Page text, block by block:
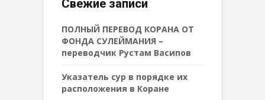
Свежие записи
ПОЛНЫЙ ПЕРЕВОД КОРАНА ОТ
ФОНДА СУЛЕЙМАНИЯ –
переводчик Рустам Васипов
Указатель сур в порядке их
расположения в Коране